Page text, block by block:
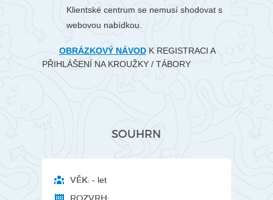
Klientské centrum se nemusí shodovat s
webovou nabídkou.
OBRÁZKOVÝ NÁVODK REGISTRACI A
PŘIHLÁŠENÍ NA KROUŽKY / TÁBORY
SOUHRN
VĚK: - let